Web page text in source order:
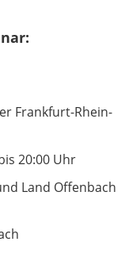
Frankfurt-Rhein-
20:00 Uhr
Land Offenbach